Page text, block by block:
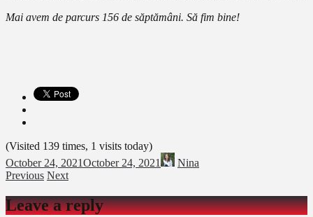
Mai avem de parcurs 156 de săptămâni. Să fim bine!
(Visited 139 times, 1 visits today)
October 24, 2021October 24, 2021
Nina
Previous Next
Leave a reply